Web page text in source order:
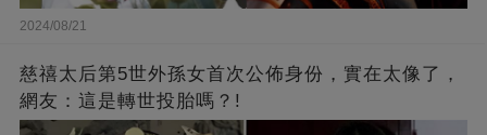
2024/08/21
慈禧太后第5世外孫女首次公佈身份，實在太像了，
網友：這是轉世投胎嗎？!